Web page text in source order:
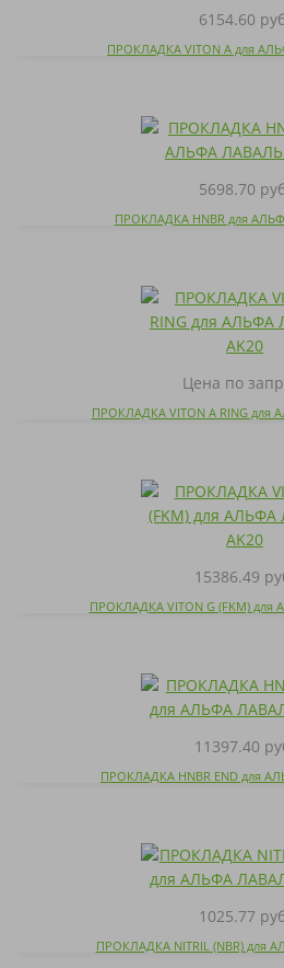
6154.60
ПРОКЛАДКА VITON A для
5698.70
ПРОКЛАДКА HNBR для
Цена по
ПРОКЛАДКА VITON A RING для
15386.49
ПРОКЛАДКА VITON G (FKM) для
11397.40
ПРОКЛАДКА HNBR END для
1025.77
ПРОКЛАДКА NITRIL (NBR) для